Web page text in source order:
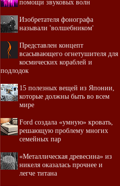
помощи звуковых волн
Изобретателя фонографа
называли 'волшебником'
Представлен концепт
всасывающего огнетушителя для
космических кораблей и
подлодок
15 полезных вещей из Японии,
которые должны быть во всем
мире
Ford создала «умную» кровать,
решающую проблему многих
семейных пар
«Металлическая древесина» из
никеля оказалась прочнее и
легче титана